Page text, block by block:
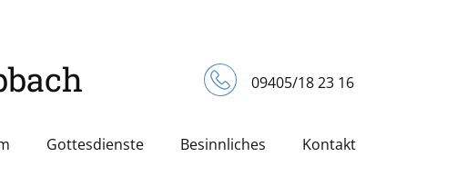
Gottesdienste Besinnliches Kontakt
09405/18 23 16